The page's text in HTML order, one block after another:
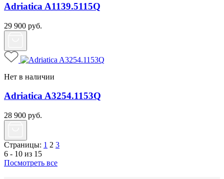
Adriatica A1139.5115Q
29 900 руб.
Нет в наличии
Adriatica A3254.1153Q
28 900 руб.
Страницы: 1 2 3
6 - 10 из 15
Посмотреть все